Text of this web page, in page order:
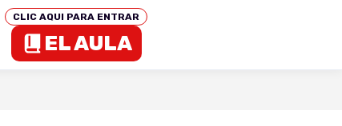
CLIC AQUI PARA ENTRAR
EL AULA